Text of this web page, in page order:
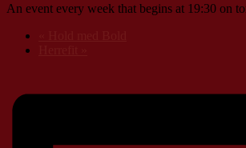
An event every week that begins at 19:30 on